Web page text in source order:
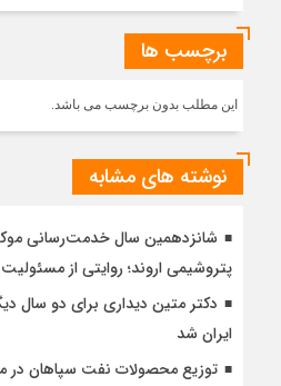
برچسب ها
این مطلب بدون برچسب می باشد.
نوشته های مشابه
شانزدهمین سال خدمت‌رسانی
پتروشیمی اروند؛ روایتی از
دکتر متین دیداری برای دو سال
ایران شد
توزیع محصولات نفت سپاهان در